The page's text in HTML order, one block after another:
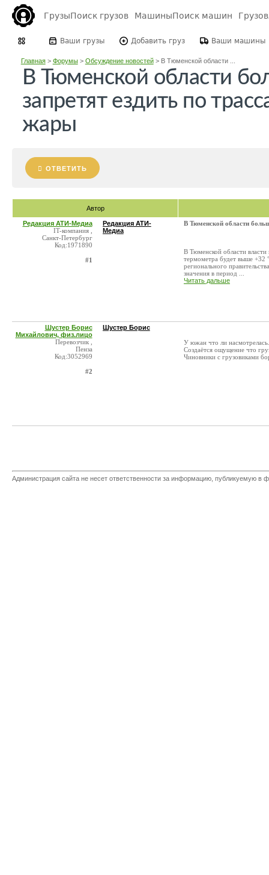
ГрузыПоиск грузов МашиныПоиск машин
Ваши грузы Добавить груз Ваши машины
Главная> Форумы> Обсуждение новостей> В Тюменской области ...
В Тюменской области
запретят ездить по
жары
ОТВЕТИТЬ
Автор
Редакция АТИ-Медиа
IT-компания ,
Санкт-Петербург
Код:1971890
#1
Редакция АТИ-
Медиа
В Тюменской области
В Тюменской области власти
термометра будет выше
регионального
значения в период ...
Читать дальше
Шустер Борис
Михайлович, физ.лицо
Перевозчик ,
Пенза
Код:3052969
#2
Шустер Борис
У южан что ли насмотрелась.
Создаётся ощущение что
Чиновники с грузовиками
Администрация сайта не несет ответственности за информацию, публикуемую